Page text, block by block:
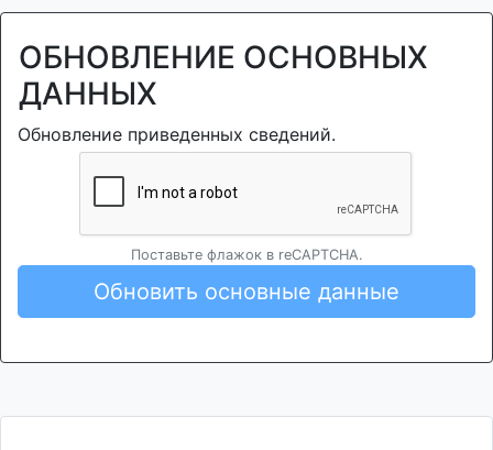
ОБНОВЛЕНИЕ ОСНОВНЫХ
ДАННЫХ
Обновление приведенных сведений.
Поставьте флажок в reCAPTCHA.
Обновить основные данные